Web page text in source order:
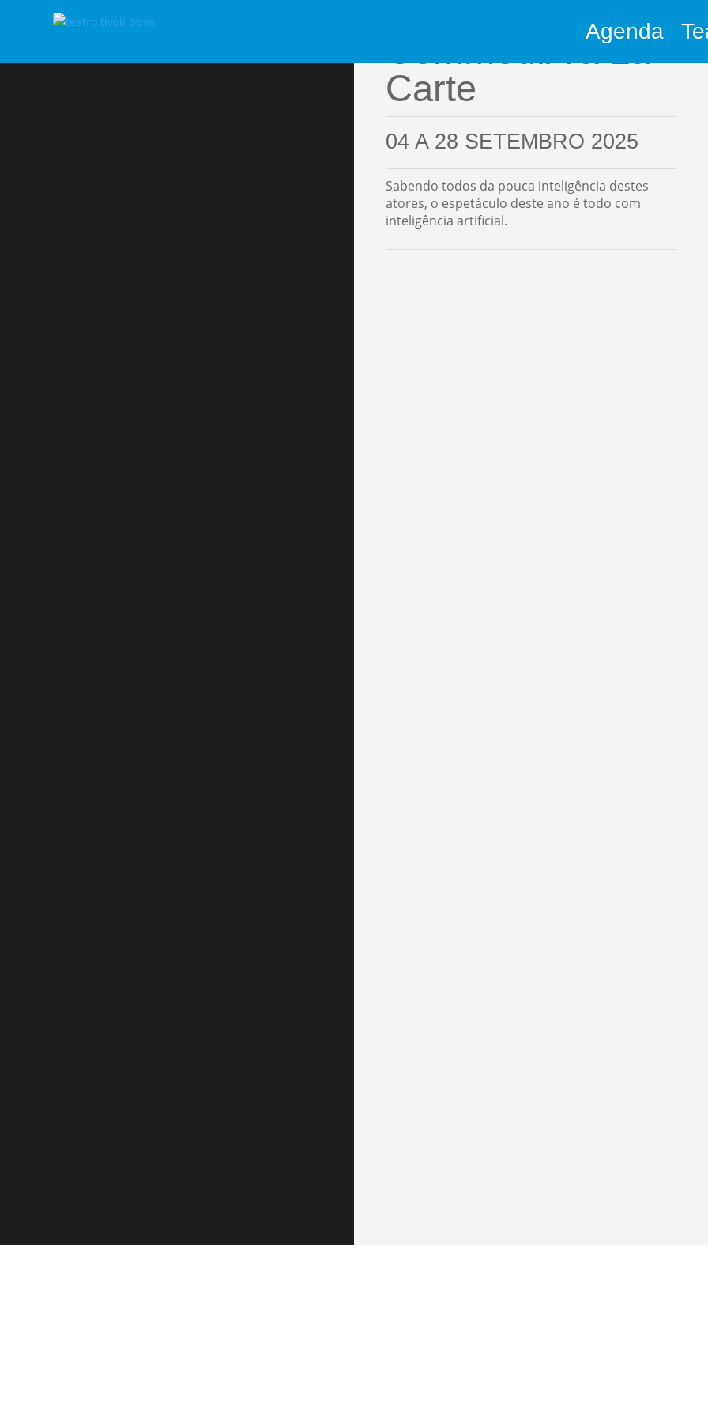
Agenda
CommedIA a La
Carte
04 A 28 SETEMBRO 2025
Sabendo todos da pouca inteligência destes
atores, o espetáculo deste ano é todo com
inteligência artificial.